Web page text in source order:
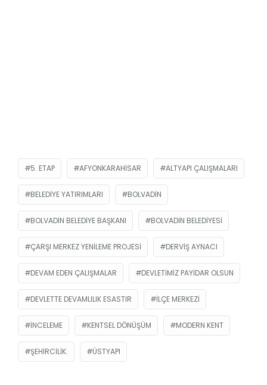
5. ETAP AFYONKARAHISAR ALTYAPI ÇALIŞMALARI
BELEDIYE YATIRIMLARI BOLVADIN
BOLVADIN BELEDIYE BAŞKANI BOLVADIN BELEDIYESI
ÇARŞI MERKEZ YENILEME PROJESI DERVIŞ AYNACI
DEVAM EDEN ÇALIŞMALAR DEVLETIMIZ PAYIDAR OLSUN
DEVLETTE DEVAMLILIK ESASTIR İLÇE MERKEZI
INCELEME KENTSEL DÖNÜŞÜM MODERN KENT
ŞEHIRCILIK. ÜSTYAPI